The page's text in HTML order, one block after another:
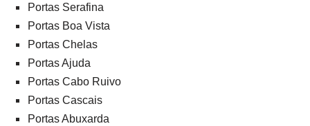
Portas Serafina
Portas Boa Vista
Portas Chelas
Portas Ajuda
Portas Cabo Ruivo
Portas Cascais
Portas Abuxarda